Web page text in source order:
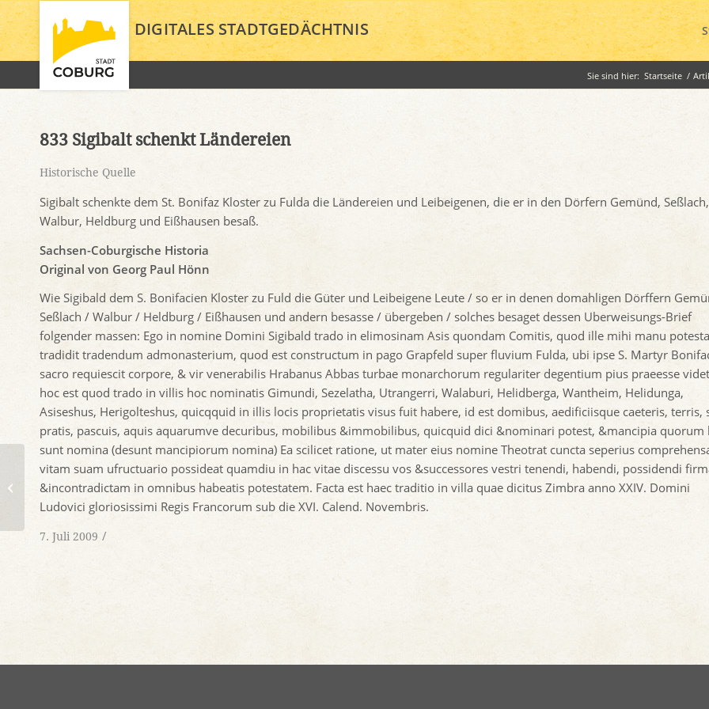
DIGITALES STADTGEDÄCHTNIS
Sie sind hier: Startseite /
833 Sigibalt schenkt Ländereien
Historische Quelle
Sigibalt schenkte dem St. Bonifaz Kloster zu Fulda die Ländereien und Leibeigenen, die er in den Dörfern Gemünd, Seßlach,
Walbur, Heldburg und Eißhausen besaß.
Sachsen-Coburgische Historia
Original von Georg Paul Hönn
Wie Sigibald dem S. Bonifacien Kloster zu Fuld die Güter und Leibeigene Leute / so er in denen domahligen Dörffern
Seßlach / Walbur / Heldburg / Eißhausen und andern besasse / übergeben / solches besaget dessen Uberweisungs-Brief
folgender massen: Ego in nomine Domini Sigibald trado in elimosinam Asis quondam Comitis, quod ille mihi manu
tradidit tradendum admonasterium, quod est constructum in pago Grapfeld super fluvium Fulda, ubi ipse S. Martyr
sacro requiescit corpore, & vir venerabilis Hrabanus Abbas turbae monarchorum regulariter degentium pius praeesse
hoc est quod trado in villis hoc nominatis Gimundi, Sezelatha, Utrangerri, Walaburi, Helidberga, Wantheim, Helidunga,
Asiseshus, Herigolteshus, quicqquid in illis locis proprietatis visus fuit habere, id est domibus, aedificiisque caeteris, terris,
pratis, pascuis, aquis aquarumve decuribus, mobilibus &immobilibus, quicquid dici &nominari potest, &mancipia quorum
sunt nomina (desunt mancipiorum nomina) Ea scilicet ratione, ut mater eius nomine Theotrat cuncta seperius
vitam suam ufructuario possideat quamdiu in hac vitae discessu vos &successores vestri tenendi, habendi, possidendi
&incontradictam in omnibus habeatis potestatem. Facta est haec traditio in villa quae dicitus Zimbra anno XXIV. Domini
Ludovici gloriosissimi Regis Francorum sub die XVI. Calend. Novembris.
7. Juli 2009 /
Gedicht zum Hahnfluß